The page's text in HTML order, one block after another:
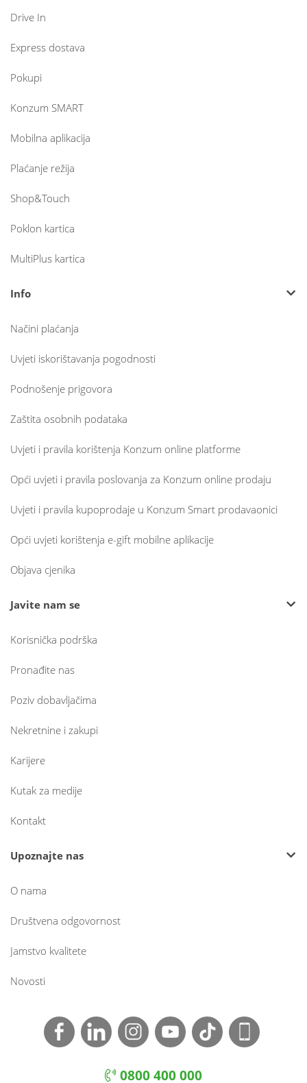
Drive In
Express dostava
Pokupi
Konzum SMART
Mobilna aplikacija
Plaćanje režija
Shop&Touch
Poklon kartica
MultiPlus kartica
Info
Načini plaćanja
Uvjeti iskorištavanja pogodnosti
Podnošenje prigovora
Zaštita osobnih podataka
Uvjeti i pravila korištenja Konzum online platforme
Opći uvjeti i pravila poslovanja za Konzum online prodaju
Uvjeti i pravila kupoprodaje u Konzum Smart prodavaonici
Opći uvjeti korištenja e-gift mobilne aplikacije
Objava cjenika
Javite nam se
Korisnička podrška
Pronađite nas
Poziv dobavljačima
Nekretnine i zakupi
Karijere
Kutak za medije
Kontakt
Upoznajte nas
O nama
Društvena odgovornost
Jamstvo kvalitete
Novosti
0800 400 000